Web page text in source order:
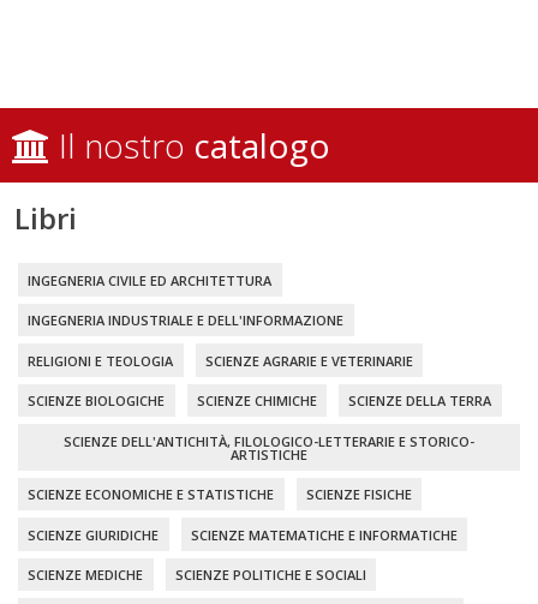
Il nostro catalogo
Libri
INGEGNERIA CIVILE ED ARCHITETTURA
INGEGNERIA INDUSTRIALE E DELL'INFORMAZIONE
RELIGIONI E TEOLOGIA SCIENZE AGRARIE E VETERINARIE
SCIENZE BIOLOGICHE SCIENZE CHIMICHE SCIENZE DELLA TERRA
SCIENZE DELL'ANTICHITÀ, FILOLOGICO-LETTERARIE E STORICO-
ARTISTICHE
SCIENZE ECONOMICHE E STATISTICHE SCIENZE FISICHE
SCIENZE GIURIDICHE SCIENZE MATEMATICHE E INFORMATICHE
SCIENZE MEDICHE SCIENZE POLITICHE E SOCIALI